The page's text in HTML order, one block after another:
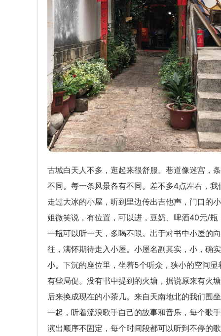
古城白天人不多，逛起来很舒服。巷道像迷宫，
不同。每一条风景各有不同。差不多4点左右，我
走过大冰的小屋，听到里边传出吉他声，门口的
姐微笑说，有位置，可以进，豆奶、啤酒40元/瓶
一瓶可以听一天，多喝不限。出于对书中小屋的向
往，满怀期待走入小屋。小屋名副其实，小，确
小。下沉的座位里，坐着5个听众，狭小的空间显
有些局促。没有书中提到的火塘，据说原来有火
后来换成现在的小茶几。来自天南地北的我们围
一起，听着流浪歌手自己的故事和音乐，每个歌
演出顺序不固定，每个时间段都可以听到不停的